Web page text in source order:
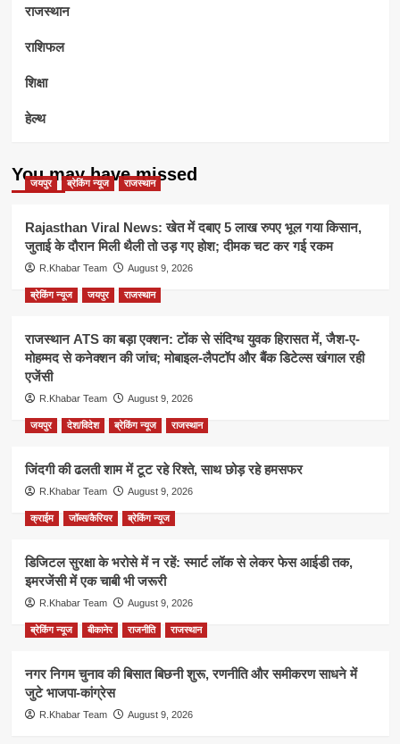
राजस्थान
राशिफल
शिक्षा
हेल्थ
You may have missed
जयपुर ब्रेकिंग न्यूज राजस्थान
Rajasthan Viral News: खेत में दबाए 5 लाख रुपए भूल गया किसान,
जुताई के दौरान मिली थैली तो उड़ गए होश; दीमक चट कर गई रकम
R.Khabar Team August 9, 2026
ब्रेकिंग न्यूज जयपुर राजस्थान
राजस्थान ATS का बड़ा एक्शन: टोंक से संदिग्ध युवक हिरासत में, जैश-ए-
मोहम्मद से कनेक्शन की जांच; मोबाइल-लैपटॉप और बैंक डिटेल्स खंगाल रही
एजेंसी
R.Khabar Team August 9, 2026
जयपुर देश/विदेश ब्रेकिंग न्यूज राजस्थान
जिंदगी की ढलती शाम में टूट रहे रिश्ते, साथ छोड़ रहे हमसफर
R.Khabar Team August 9, 2026
क्राईम जॉब्स/कैरियर ब्रेकिंग न्यूज
डिजिटल सुरक्षा के भरोसे में न रहें: स्मार्ट लॉक से लेकर फेस आईडी तक,
इमरजेंसी में एक चाबी भी जरूरी
R.Khabar Team August 9, 2026
ब्रेकिंग न्यूज बीकानेर राजनीति राजस्थान
नगर निगम चुनाव की बिसात बिछनी शुरू, रणनीति और समीकरण साधने में
जुटे भाजपा-कांग्रेस
R.Khabar Team August 9, 2026